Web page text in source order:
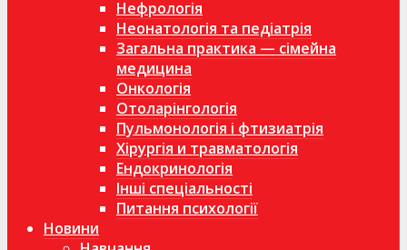
Нефрологія
Неонатологія та педіатрія
Загальна практика — сімейна
медицина
Онкологія
Отоларінгологія
Пульмонологія і фтизиатрія
Хірургія и травматологія
Ендокринологія
Інші спеціальності
Питання психології
Новини